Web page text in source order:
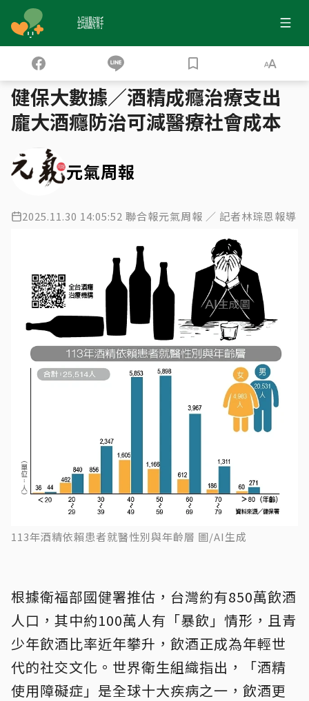
全民就醫好幫手 健保大數據 酒精成癮
健保大數據／酒精成癮治療支出
龐大酒癮防治可減醫療社會成本
元氣周報
2025.11.30 14:05:52 聯合報元氣周報 ／ 記者林琮恩報導
113年酒精依賴患者就醫性別與年齡層 圖/AI生成
根據衛福部國健署推估，台灣約有850萬飲酒
人口，其中約100萬人有「暴飲」情形，且青
少年飲酒比率近年攀升，飲酒正成為年輕世
代的社交文化。世界衛生組織指出，「酒精
使用障礙症」是全球十大疾病之一，飲酒更